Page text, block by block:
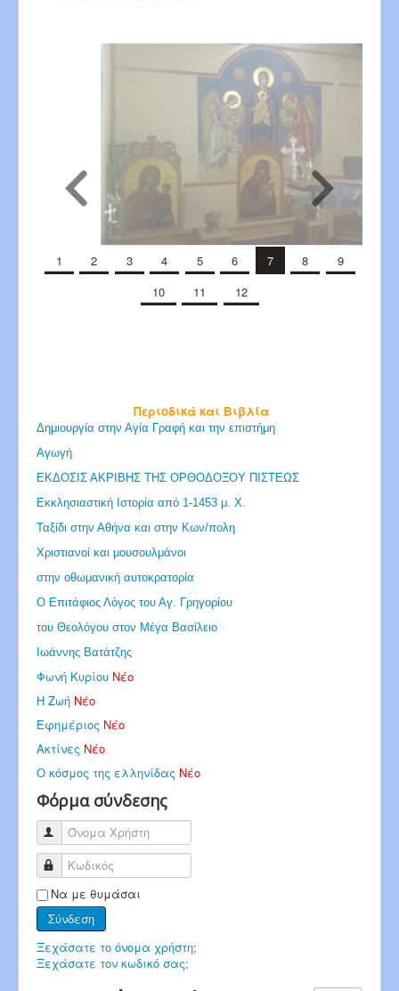
1 2 3 4 5 6 7 8
9
10
11 12
Περιοδικά και Βιβλία
Δημιουργία στην Αγία Γραφή και την επιστήμη
Αγωγή
ΕΚΔΟΣΙΣ ΑΚΡΙΒΗΣ ΤΗΣ ΟΡΘΟΔΟΞΟΥ ΠΙΣΤΕΩΣ
Εκκλησιαστική Ιστορία από 1-1453 μ. Χ.
Ταξίδι στην Αθήνα και στην Κων/πολη
Χριστιανοί και μουσουλμάνοι
στην οθωμανική αυτοκρατορία
Ο Επιτάφιος Λόγος του Αγ. Γρηγορίου
του Θεολόγου στον Μέγα Βασίλειο
Ιωάννης Βατάτζης
Φωνή Κυρίου Νέο
Η Ζωή Νέο
Εφημέριος Νέο
Ακτίνες Νέο
Ο κόσμος της ελληνίδας Νέο
Φόρμα σύνδεσης
Όνομα Χρήστη
Κωδικός
Να με θυμάσαι
Σύνδεση
Ξεχάσατε το όνομα χρήστη;
Ξεχάσατε τον κωδικό σας;